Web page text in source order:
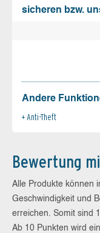
sicheren bzw.
Andere
Anti-Theft
Bewertung
Alle Produkte können
Geschwindigkeit und
erreichen. Somit sind
Ab 10 Punkten wird